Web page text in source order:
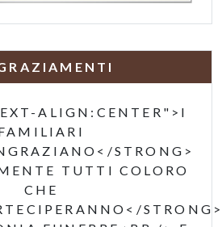
ALIGN:CENTER">I
STRONG>
TUTTI COLORO
CHE